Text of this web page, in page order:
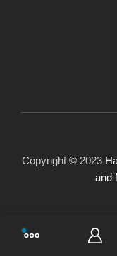
Copyright © 2023
and